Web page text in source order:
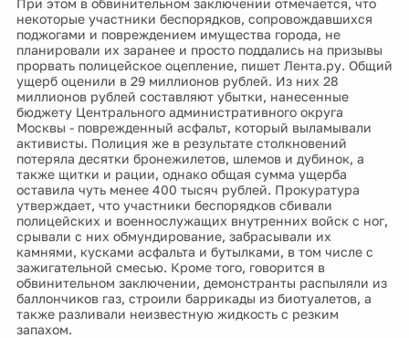
некоторые участники беспорядков, сопровождавшихся
поджогами и повреждением имущества города, не
планировали их заранее и просто поддались на призывы
прорвать полицейское оцепление, пишет Лента.ру. Общий
ущерб оценили в 29 миллионов рублей. Из них 28
миллионов рублей составляют убытки, нанесенные
бюджету Центрального административного округа
Москвы - поврежденный асфальт, который выламывали
активисты. Полиция же в результате столкновений
потеряла десятки бронежилетов, шлемов и дубинок, а
также щитки и рации, однако общая сумма ущерба
оставила чуть менее 400 тысяч рублей. Прокуратура
утверждает, что участники беспорядков сбивали
полицейских и военнослужащих внутренних войск с ног,
срывали с них обмундирование, забрасывали их
камнями, кусками асфальта и бутылками, в том числе с
зажигательной смесью. Кроме того, говорится в
обвинительном заключении, демонстранты распыляли из
баллончиков газ, строили баррикады из биотуалетов, а
также разливали неизвестную жидкость с резким
запахом.